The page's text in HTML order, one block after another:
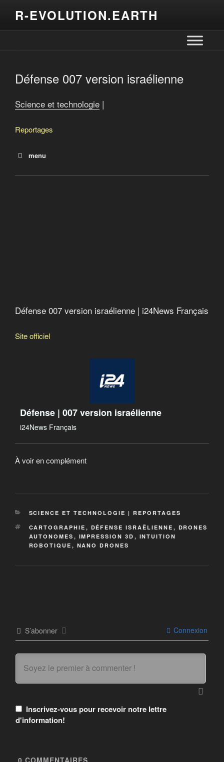
R-EVOLUTION.EARTH
Défense 007 version israélienne
Science et technologie |
Reportages
menu
Défense 007 version israélienne | i24News Français
Site officiel
Défense | 007 version israélienne
i24News Français
À voir en complément
SCIENCE ET TECHNOLOGIE | REPORTAGES
CARTOGRAPHIE , DÉFENSE ISRAËLIENNE , DRONES
AUTONOMES , IMPRESSION 3D , INTUITION
ROBOTIQUE , NANO DRONES
S’abonner Connexion
Inscrivez-vous pour recevoir notre lettre
d'information!